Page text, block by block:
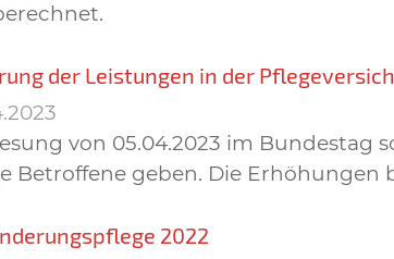
der Leistungen in der
von 05.04.2023 im Bundestag
Betroffene geben. Die
2022